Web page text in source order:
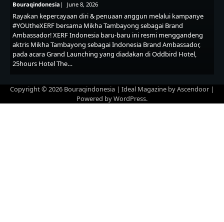
Bouraqindonesia June 8, 2026
Rayakan kepercayaan diri & penuaan anggun melalui kampanye
#YOUtheXERF bersama Mikha Tambayong sebagai Brand
Ambassador! XERF Indonesia baru-baru ini resmi menggandeng
aktris Mikha Tambayong sebagai Indonesia Brand Ambassador,
pada acara Grand Launching yang diadakan di Oddbird Hotel,
25hours Hotel The…
Copyright © 2026 Bouraqindonesia | Ideal Magazine byAscendoor |
Powered byWordPress.